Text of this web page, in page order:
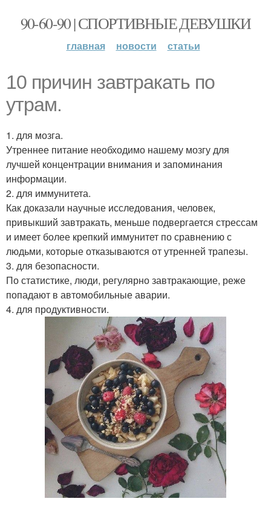
90-60-90 | СПОРТИВНЫЕ ДЕВУШКИ
главная новости статьи
10 причин завтракать по
утрам.
1. для мозга.
Утреннее питание необходимо нашему мозгу для
лучшей концентрации внимания и запоминания
информации.
2. для иммунитета.
Как доказали научные исследования, человек,
привыкший завтракать, меньше подвергается стрессам
и имеет более крепкий иммунитет по сравнению с
людьми, которые отказываются от утренней трапезы.
3. для безопасности.
По статистике, люди, регулярно завтракающие, реже
попадают в автомобильные аварии.
4. для продуктивности.